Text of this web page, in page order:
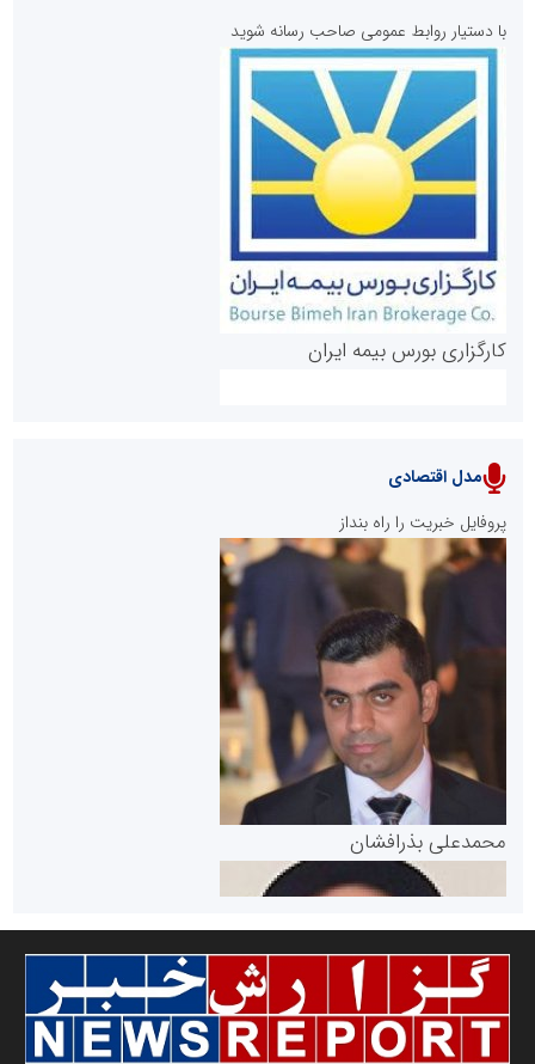
روابط عمومی خبرگزاری گزارش خبر
پایگاه خبری نهضت ملی مسکن
پایگاه خبری گفتمان یزد
با دستیار روابط عمومی صاحب رسانه شوید
کارگزاری بورس بیمه ایران
سازمان بورس و اوراق بهادار
مرجع اخبار موثق در بازارسرمایه
سازمان صنعت،معدن و تجارت
مدل اقتصادی
پروفایل خبریت را راه بنداز
محمدعلی بذرافشان